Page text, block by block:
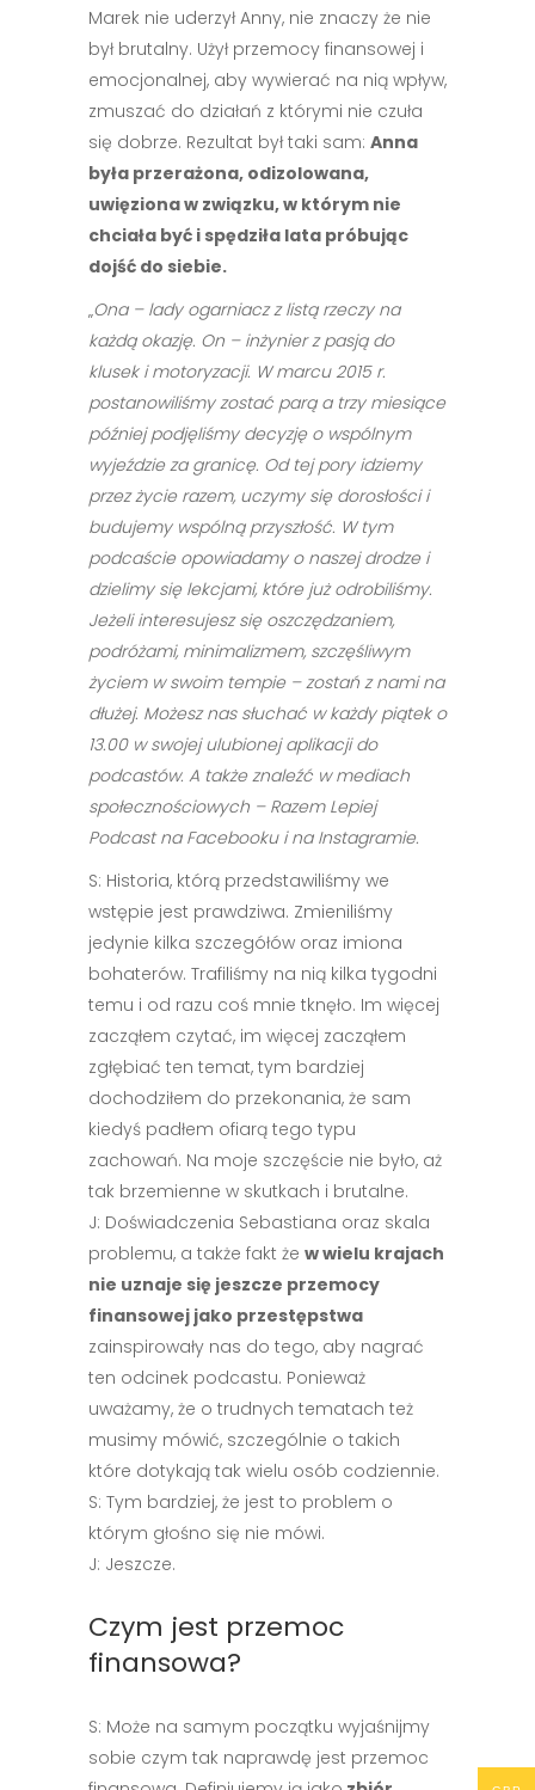
Marek nie uderzył Anny, nie znaczy że ​​nie
był brutalny. ​​Użył przemocy finansowej i
emocjonalnej, aby wywierać na nią wpływ,
zmuszać do działań z którymi nie czuła
się dobrze. Rezultat był taki sam: Anna
była przerażona, odizolowana,
uwięziona w związku, w którym nie
chciała być i spędziła lata próbując
dojść do siebie.
„Ona – lady ogarniacz z listą rzeczy na
każdą okazję. On – inżynier z pasją do
klusek i motoryzacji. W marcu 2015 r.
postanowiliśmy zostać parą a trzy miesiące
później podjęliśmy decyzję o wspólnym
wyjeździe za granicę. Od tej pory idziemy
przez życie razem, uczymy się dorosłości i
budujemy wspólną przyszłość. W tym
podcaście opowiadamy o naszej drodze i
dzielimy się lekcjami, które już odrobiliśmy.
Jeżeli interesujesz się oszczędzaniem,
podróżami, minimalizmem, szczęśliwym
życiem w swoim tempie – zostań z nami na
dłużej. Możesz nas słuchać w każdy piątek o
13.00 w swojej ulubionej aplikacji do
podcastów. A także znaleźć w mediach
społecznościowych – Razem Lepiej
Podcast na Facebooku i na Instagramie.
S: Historia, którą przedstawiliśmy we
wstępie jest prawdziwa. Zmieniliśmy
jedynie kilka szczegółów oraz imiona
bohaterów. Trafiliśmy na nią kilka tygodni
temu i od razu coś mnie tknęło. Im więcej
zacząłem czytać, im więcej zacząłem
zgłębiać ten temat, tym bardziej
dochodziłem do przekonania, że sam
kiedyś padłem ofiarą tego typu
zachowań. Na moje szczęście nie było, aż
tak brzemienne w skutkach i brutalne.
J: Doświadczenia Sebastiana oraz skala
problemu, a także fakt że w wielu krajach
nie uznaje się jeszcze przemocy
finansowej jako przestępstwa
zainspirowały nas do tego, aby nagrać
ten odcinek podcastu. Ponieważ
uważamy, że o trudnych tematach też
musimy mówić, szczególnie o takich
które dotykają tak wielu osób codziennie.
S: Tym bardziej, że jest to problem o
którym głośno się nie mówi.
J: Jeszcze.
Czym jest przemoc
finansowa?
S: Może na samym początku wyjaśnijmy
sobie czym tak naprawdę jest przemoc